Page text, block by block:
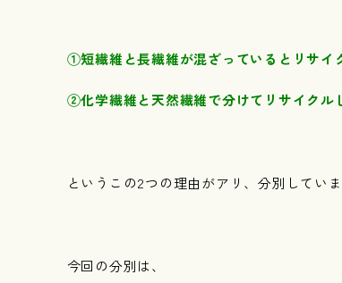
①短繊維と長繊維が混ざっているとリサイ
②化学繊維と天然繊維で分けてリサイクル
というこの2つの理由がアリ、分別していま
今回の分別は、